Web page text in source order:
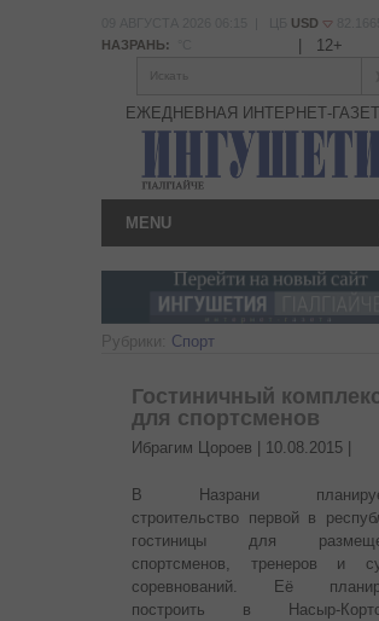
USD
НАЗРАНЬ:
12+
Искать
ЕЖЕДНЕВНАЯ ИНТЕРНЕТ-
MENU
Рубрики: Спорт
Гостиничный
для спортсменов
Ибрагим Цороев | 10.08.2015
В Назрани
строительство первой в
гостиницы для
спортсменов, тренеров и
соревнований. Её
построить в Насыр-